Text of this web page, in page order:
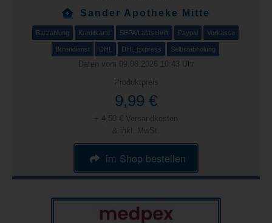
Sander Apotheke Mitte
Barzahlung Kreditkarte SEPA/Lastschrift Paypal Vorkasse
Botendienst DHL DHL Express Selbstabholung
Daten vom 09.08.2026 10:43 Uhr
Produktpreis
9,99 €
+ 4,50 € Versandkosten
& inkl. MwSt.
im Shop bestellen